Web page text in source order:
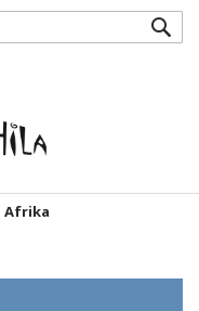
Afrika